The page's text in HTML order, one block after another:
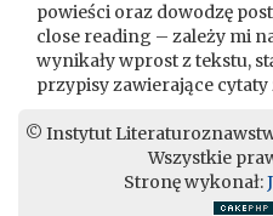
powieści oraz dowodzę
close reading – zależy mi
wynikały wprost z tekstu,
przypisy zawierające cytaty
© Instytut
Wszystkie
Stronę wykonał: